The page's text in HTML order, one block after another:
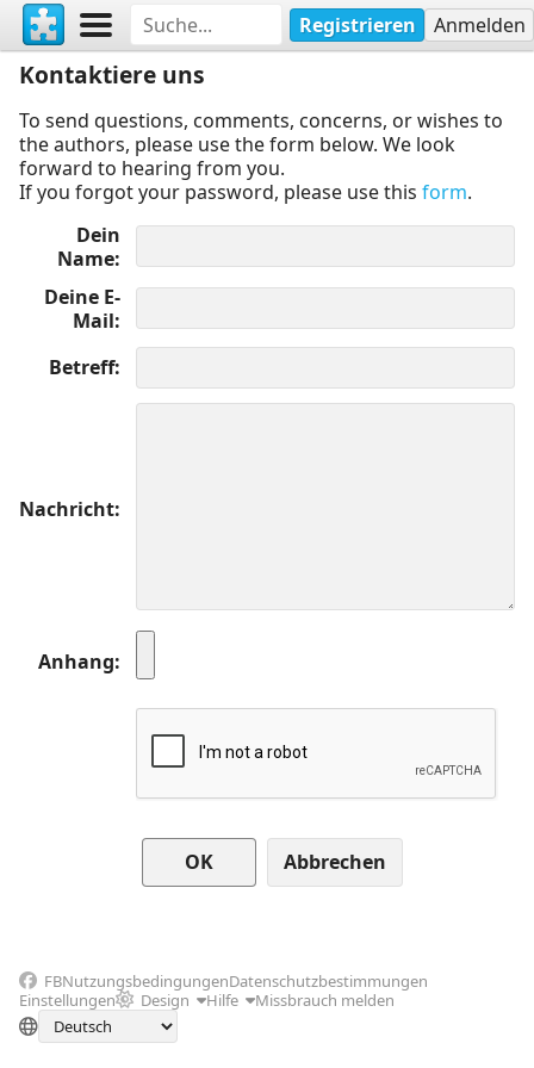
Registrieren Anmelden
Kontaktiere uns
To send questions, comments, concerns, or wishes to
the authors, please use the form below. We look
forward to hearing from you.
If you forgot your password, please use this form.
Dein
Name
Deine E-
Mail
Betreff
Nachricht
Anhang
Abbrechen
FBNutzungsbedingungenDatenschutzbestimmungen
Einstellungen
Design Hilfe Missbrauch melden